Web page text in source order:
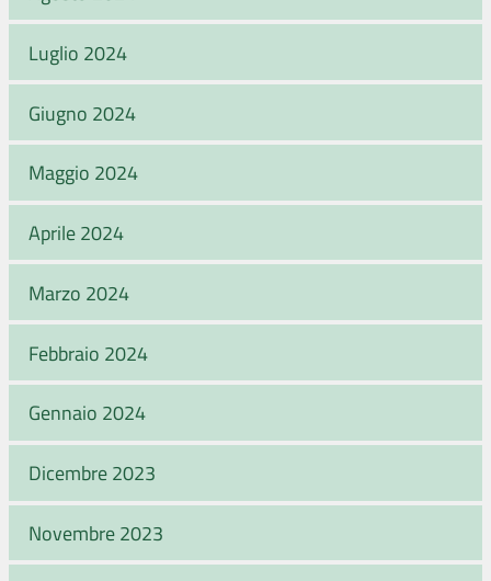
Luglio 2024
Giugno 2024
Maggio 2024
Aprile 2024
Marzo 2024
Febbraio 2024
Gennaio 2024
Dicembre 2023
Novembre 2023